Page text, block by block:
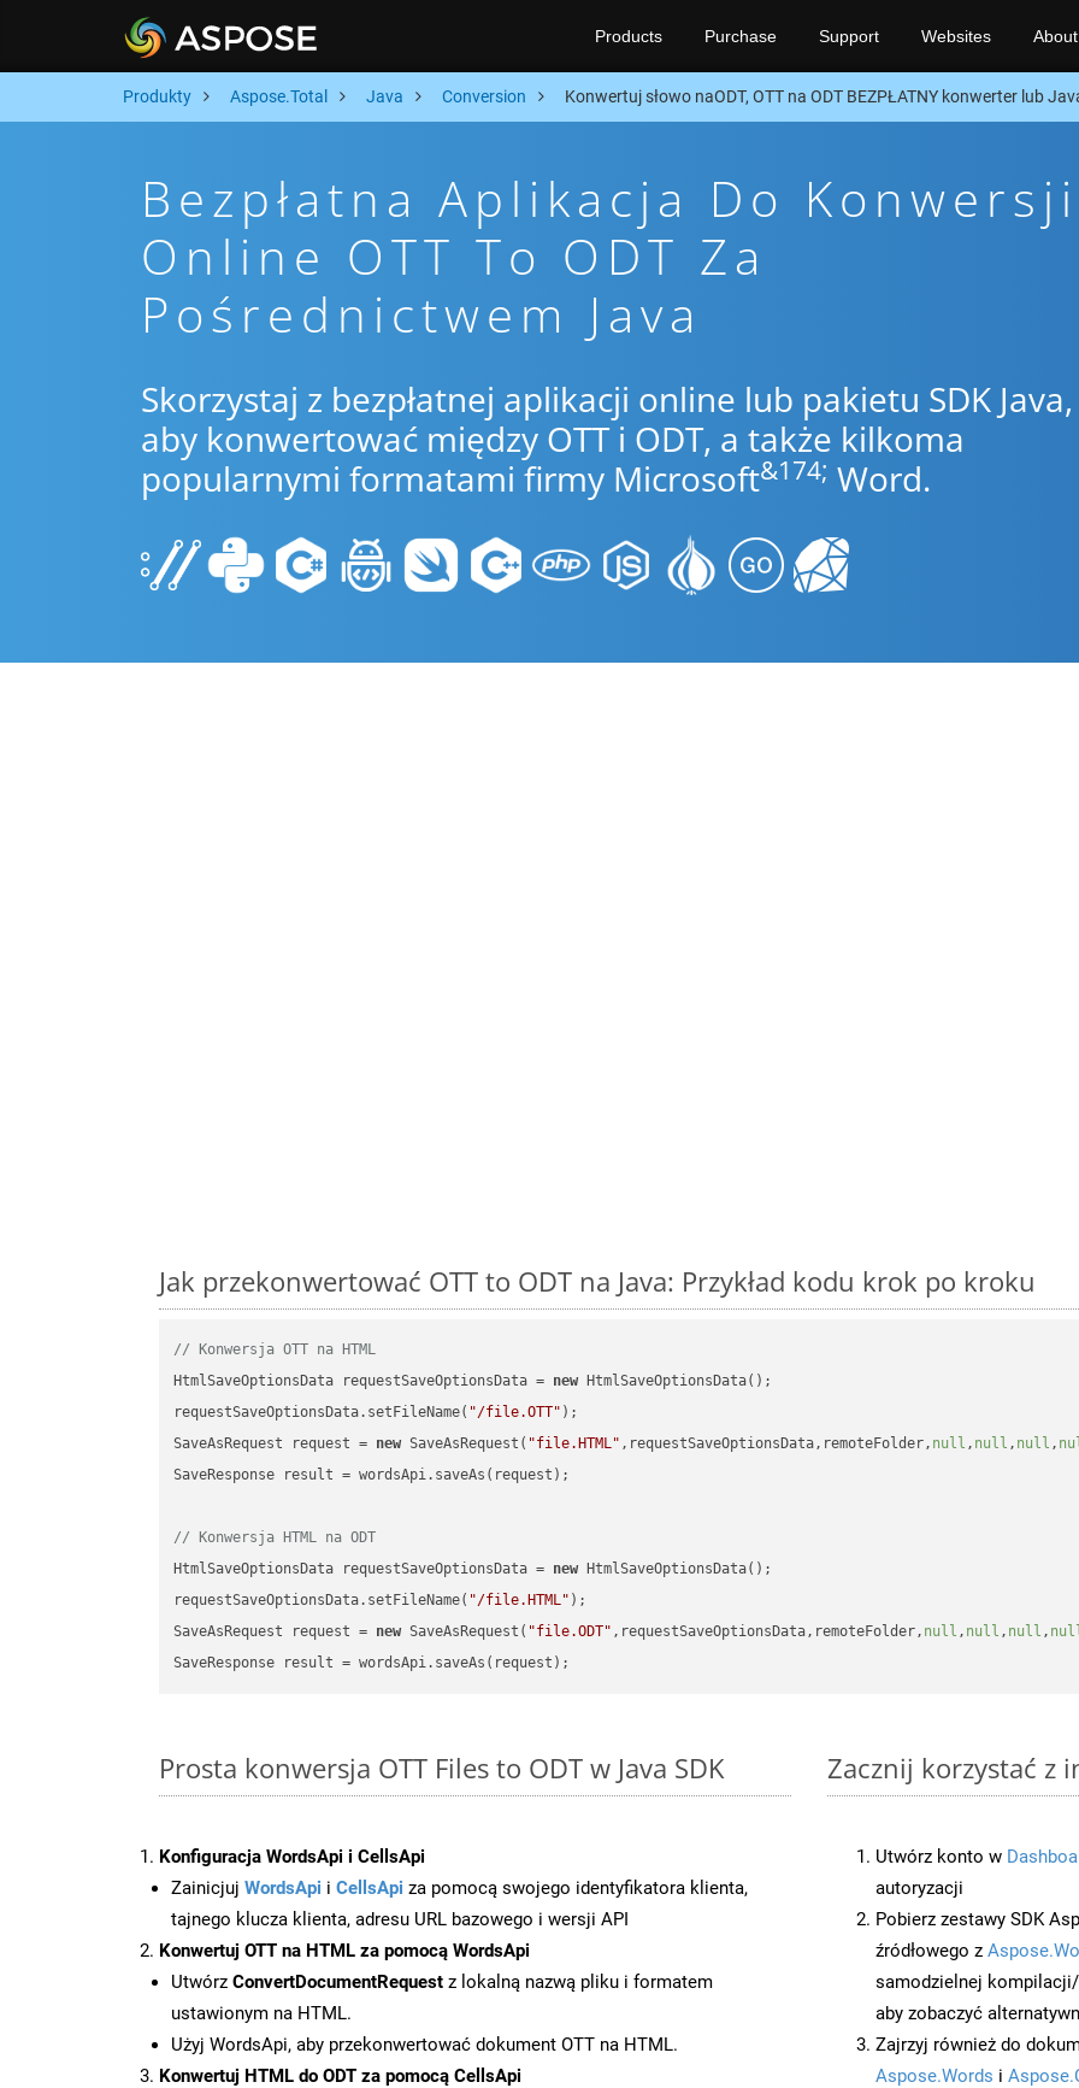
Products Purchase Support Websites About
Produkty Aspose.Total Java Conversion Konwertuj słowo naODT, OTT na ODT BEZPŁATNY konwerter lub
Bezpłatna Aplikacja Do Konwersji
Online OTT To ODT Za
Pośrednictwem Java
Skorzystaj z bezpłatnej aplikacji online lub pakietu SDK Java,
aby konwertować między OTT i ODT, a także kilkoma
popularnymi formatami firmy Microsoft&174; Word.
Jak przekonwertować OTT to ODT na Java: Przykład kodu krok po kroku
// Konwersja OTT na HTML
HtmlSaveOptionsData requestSaveOptionsData = new HtmlSaveOptionsData();
requestSaveOptionsData.setFileName( "/file.OTT" );
SaveAsRequest request = new SaveAsRequest( "file.HTML" ,requestSaveOptionsData,remoteFolder, null , null , null ,
SaveResponse result = wordsApi.saveAs(request);
// Konwersja HTML na ODT
HtmlSaveOptionsData requestSaveOptionsData = new HtmlSaveOptionsData();
requestSaveOptionsData.setFileName( "/file.HTML" );
SaveAsRequest request = new SaveAsRequest( "file.ODT" ,requestSaveOptionsData,remoteFolder, null , null , null ,
Prosta konwersja OTT Files to ODT w Java SDK
Konfiguracja WordsApi i CellsApi
Zainicjuj WordsApi i CellsApi za pomocą swojego identyfikatora klienta,
tajnego klucza klienta, adresu URL bazowego i wersji API
Konwertuj OTT na HTML za pomocą WordsApi
Utwórz ConvertDocumentRequest z lokalną nazwą pliku i formatem
ustawionym na HTML.
Użyj WordsApi, aby przekonwertować dokument OTT na HTML.
Konwertuj HTML do ODT za pomocą CellsApi
Zacznij korzystać z
Utwórz konto w
autoryzacji
Pobierz zestawy SDK
źródłowego z
samodzielnej kompilacji/
aby zobaczyć
Zajrzyj również do
Aspose.Words i